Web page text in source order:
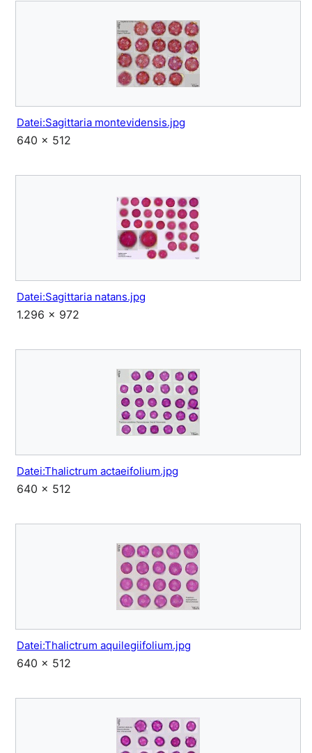
Datei:Sagittaria montevidensis.jpg
640 × 512
Datei:Sagittaria natans.jpg
1.296 × 972
Datei:Thalictrum actaeifolium.jpg
640 × 512
Datei:Thalictrum aquilegiifolium.jpg
640 × 512